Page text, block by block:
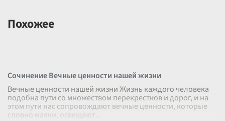
Похожее
Сочинение Вечные ценности нашей жизни
Вечные ценности нашей жизни Жизнь каждого человека
подобна пути со множеством перекрестков и дорог, и на
этом пути нас сопровождают вечные ценности, которые
словно маяки, освещают